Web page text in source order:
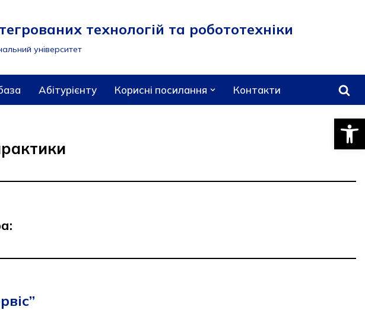
технологій та робототехніки
університет
Абітурієнту Корисні посилання Контакти